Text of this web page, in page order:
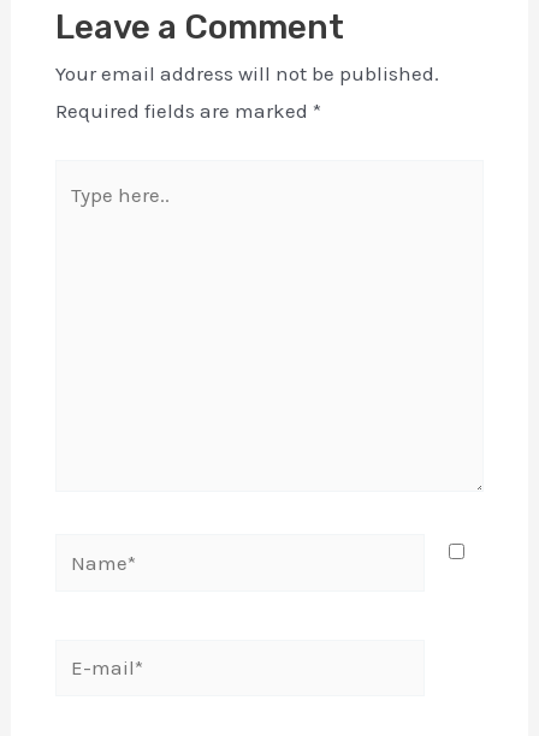
Leave a Comment
Your email address will not be published.
Required fields are marked *
here..